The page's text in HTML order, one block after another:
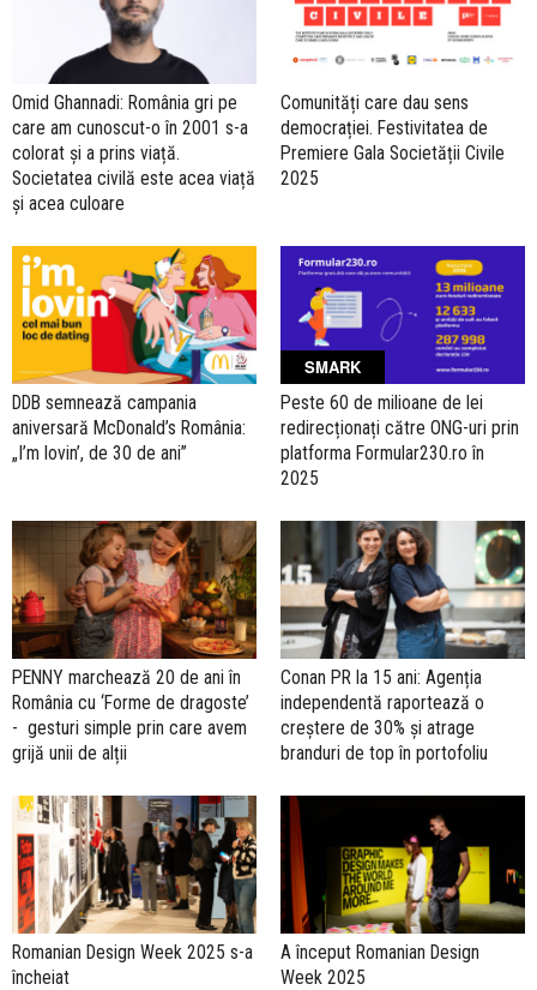
Omid Ghannadi: România gri pe
care am cunoscut-o în 2001 s-a
colorat și a prins viață.
Societatea civilă este acea viață
și acea culoare
Comunități care dau sens
democrației. Festivitatea de
Premiere Gala Societății Civile
2025
DDB semnează campania
aniversară McDonald’s România:
„I’m lovin’, de 30 de ani”
SMARK
Peste 60 de milioane de lei
redirecționați către ONG-uri prin
platforma Formular230.ro în
2025
PENNY marchează 20 de ani în
România cu ‘Forme de dragoste’
- gesturi simple prin care avem
grijă unii de alții
Conan PR la 15 ani: Agenția
independentă raportează o
creștere de 30% și atrage
branduri de top în portofoliu
Romanian Design Week 2025 s-a
încheiat
A început Romanian Design
Week 2025